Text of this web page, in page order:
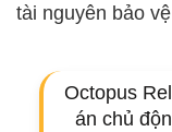
tài nguyên bảo
Octopus
án chủ